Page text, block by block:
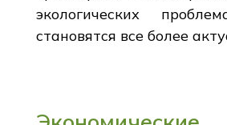
экологических
становятся все более